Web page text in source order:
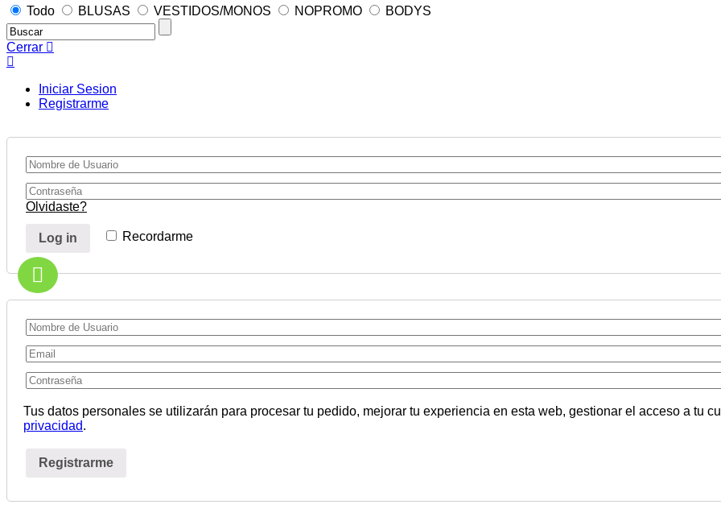
Todo BLUSAS VESTIDOS/MONOS NOPROMO BODYS
Cerrar
Iniciar Sesion
Registrarme
Olvidaste?
Recordarme
Log in
Tus datos personales se utilizarán para procesar tu pedido, mejorar tu experiencia en esta web, gestionar el acceso a tu
privacidad.
Registrarme